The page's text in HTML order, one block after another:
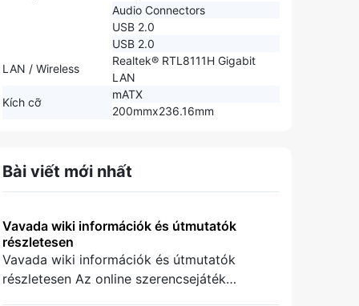
Audio Connectors
USB 2.0
USB 2.0
LAN / Wireless
Realtek® RTL8111H Gigabit
LAN
Kích cỡ
mATX
200mmx236.16mm
Bài viết mới nhất
Vavada wiki információk és útmutatók
részletesen
Vavada wiki információk és útmutatók
részletesen Az online szerencsejáték